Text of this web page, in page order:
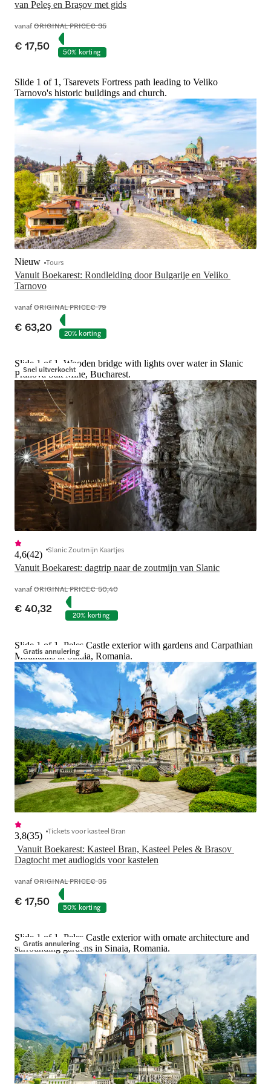
van Peleş en Brașov met gids
vanafORIGINAL PRICE€ 35
€ 17,50 50% korting
Slide 1 of 1, Tsarevets Fortress path leading to Veliko
Tarnovo's historic buildings and church.
Vanuit Boekarest: Rondleiding door Bulgarije en Veliko
Tarnovo
Nieuw Tours
vanafORIGINAL PRICE€ 79
€ 63,20 20% korting
Snel uitverkocht
Slide 1 of 1, Wooden bridge with lights over water in Slanic
Prahova Salt Mine, Bucharest.
Vanuit Boekarest: dagtrip naar de zoutmijn van Slanic
4,6(42) Slanic Zoutmijn Kaartjes
vanafORIGINAL PRICE€ 50,40
€ 40,32 20% korting
Gratis annulering
Slide 1 of 1, Peles Castle exterior with gardens and Carpathian
Mountains in Sinaia, Romania.
Vanuit Boekarest: Kasteel Bran, Kasteel Peles & Brasov
3,8(35) Tickets voor kasteel Bran
vanafORIGINAL PRICE€ 35
€ 17,50 50% korting
Gratis annulering
Slide 1 of 1, Peles Castle exterior with ornate architecture and
surrounding gardens in Sinaia, Romania.